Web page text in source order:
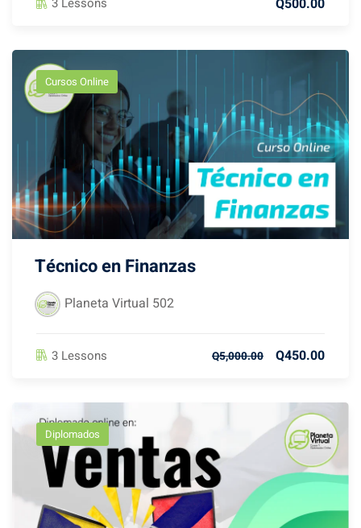
Q500.00
Cursos Online
Técnico en Finanzas
Planeta Virtual 502
3 Lessons Q5,000.00 Q450.00
Diplomados